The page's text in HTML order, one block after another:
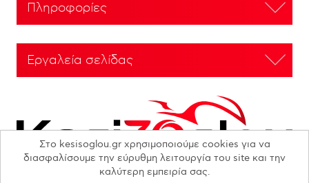
Πληροφορίες
Εργαλεία σελίδας
Στο kesisoglou.gr χρησιμοποιούμε cookies για να
διασφαλίσουμε την εύρυθμη λειτουργία του site και την
καλύτερη εμπειρία σας.